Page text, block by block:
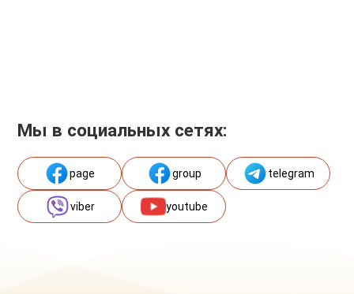
Мы в социальных сетях:
page group telegram
viber youtube